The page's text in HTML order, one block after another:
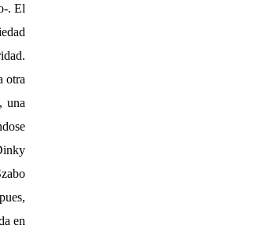
. El
otra
una
en